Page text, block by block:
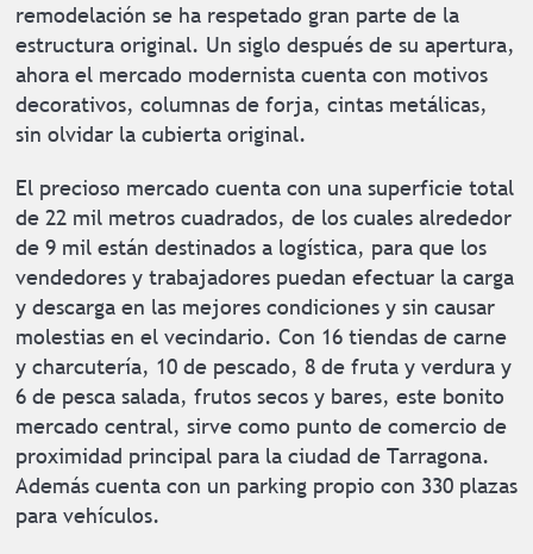
remodelación se ha respetado gran parte de la
estructura original. Un siglo después de su apertura,
ahora el mercado modernista cuenta con motivos
decorativos, columnas de forja, cintas metálicas,
sin olvidar la cubierta original.
El precioso mercado cuenta con una superficie total
de 22 mil metros cuadrados, de los cuales alrededor
de 9 mil están destinados a logística, para que los
vendedores y trabajadores puedan efectuar la carga
y descarga en las mejores condiciones y sin causar
molestias en el vecindario. Con 16 tiendas de carne
y charcutería, 10 de pescado, 8 de fruta y verdura y
6 de pesca salada, frutos secos y bares, este bonito
mercado central, sirve como punto de comercio de
proximidad principal para la ciudad de Tarragona.
Además cuenta con un parking propio con 330 plazas
para vehículos.